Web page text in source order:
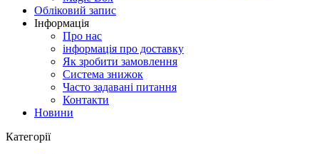
Обліковий запис
Інформація
Про нас
інформація про доставку
Як зробити замовлення
Система знижок
Часто задавані питання
Контакти
Новини
Категорії